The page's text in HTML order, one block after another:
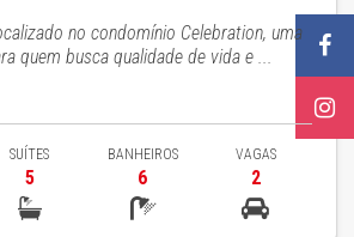
no condomínio Celebration, uma
quem busca qualidade de vida e ...
SUÍTES
5
BANHEIROS
6
VAGAS
2